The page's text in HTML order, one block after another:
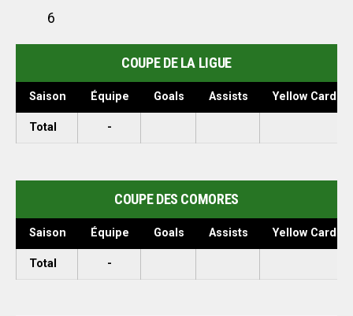
6
COUPE DE LA LIGUE
Saison Équipe Goals Assists Yellow Cards
Total -
COUPE DES COMORES
Saison Équipe Goals Assists Yellow Cards
Total -